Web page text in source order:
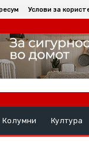
Услови за
Колумни Култура